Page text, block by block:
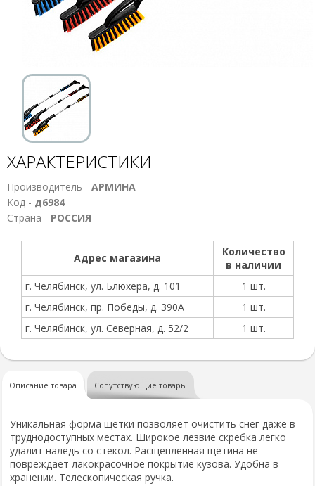
ХАРАКТЕРИСТИКИ
Производитель - АРМИНА
Код - д6984
Страна - РОССИЯ
Адрес магазина
Количество
в наличии
г. Челябинск, ул. Блюхера, д. 101
1 шт.
г. Челябинск, пр. Победы, д. 390А
1 шт.
г. Челябинск, ул. Северная, д. 52/2
1 шт.
Описание товара Сопутствующие товары
Уникальная форма щетки позволяет очистить снег даже в
труднодоступных местах. Широкое лезвие скребка легко
удалит наледь со стекол. Расщепленная щетина не
повреждает лакокрасочное покрытие кузова. Удобна в
хранении. Телескопическая ручка.